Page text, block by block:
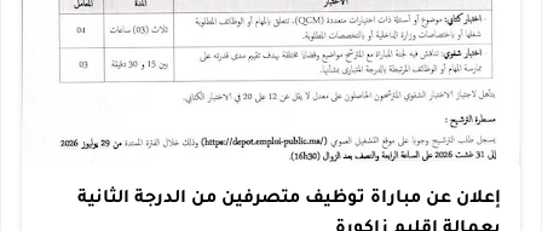
إعلان عن مباراة توظيف متصرفين من الدرجة الثانية